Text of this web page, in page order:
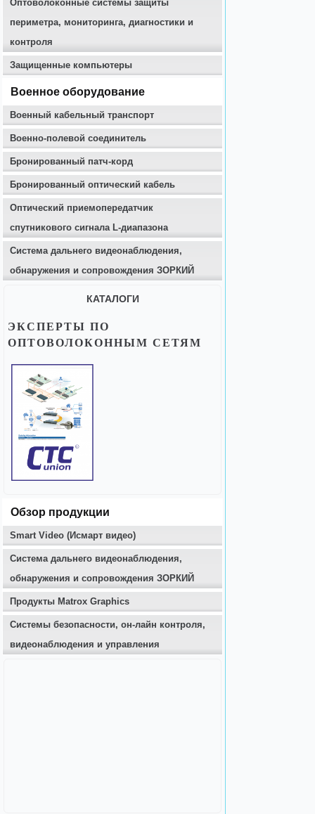
Оптоволоконные системы защиты
периметра, мониторинга, диагностики и
контроля
Защищенные компьютеры
Военное оборудование
Военный кабельный транспорт
Военно-полевой соединитель
Бронированный патч-корд
Бронированный оптический кабель
Оптический приемопередатчик
спутникового сигнала L-диапазона
Система дальнего видеонаблюдения,
обнаружения и сопровождения ЗОРКИЙ
КАТАЛОГИ
ЭКСПЕРТЫ ПО
ОПТОВОЛОКОННЫМ СЕТЯМ
Обзор продукции
Smart Video (Исмарт видео)
Система дальнего видеонаблюдения,
обнаружения и сопровождения ЗОРКИЙ
Продукты Matrox Graphics
Системы безопасности, он-лайн контроля,
видеонаблюдения и управления